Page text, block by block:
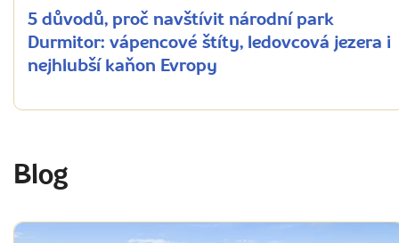
5 důvodů, proč navštívit národní park
Durmitor: vápencové štíty, ledovcová jezera i
nejhlubší kaňon Evropy
Blog